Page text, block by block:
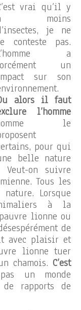
vrai qu’il y
moins
je ne
conteste pas.
a
un
sur son
alors il faut
l’homme
le
pour qui
belle nature
Veut-on suivre
Tous les
Lorsque
à la
lionne ou
de
avec plaisir et
lionne tuer
chamois. C’est
un monde
de rapports de